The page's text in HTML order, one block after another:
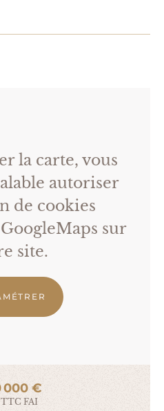
la carte, vous
autoriser
de cookies
sur
site.
000 €
FAI